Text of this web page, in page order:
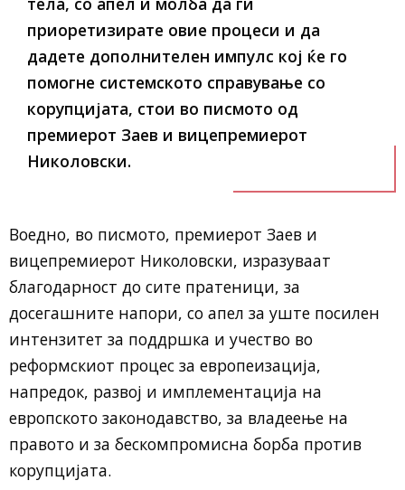
приоретизирате овие процеси и да
дадете дополнителен импулс кој ќе го
помогне системското справување со
корупцијата, стои во писмото од
премиерот Заев и вицепремиерот
Николовски.
Воедно, во писмото, премиерот Заев и
вицепремиерот Николовски, изразуваат
благодарност до сите пратеници, за
досегашните напори, со апел за уште посилен
интензитет за поддршка и учество во
реформскиот процес за европеизација,
напредок, развој и имплементација на
европското законодавство, за владеење на
правото и за бескомпромисна борба против
корупцијата.